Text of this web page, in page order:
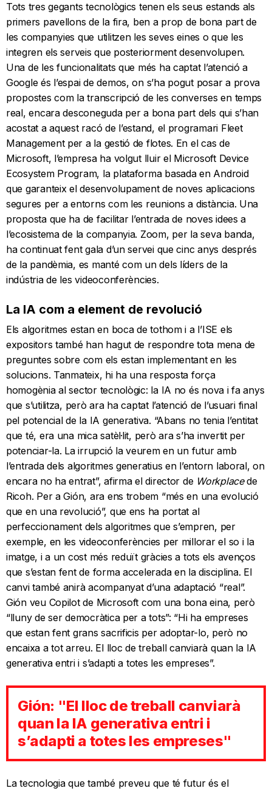
Tots tres gegants tecnològics tenen els seus estands als
primers pavellons de la fira, ben a prop de bona part de
les companyies que utilitzen les seves eines o que les
integren els serveis que posteriorment desenvolupen.
Una de les funcionalitats que més ha captat l’atenció a
Google és l’espai de demos, on s’ha pogut posar a prova
propostes com la transcripció de les converses en temps
real, encara desconeguda per a bona part dels qui s’han
acostat a aquest racó de l’estand, el programari Fleet
Management per a la gestió de flotes. En el cas de
Microsoft, l’empresa ha volgut lluir el Microsoft Device
Ecosystem Program, la plataforma basada en Android
que garanteix el desenvolupament de noves aplicacions
segures per a entorns com les reunions a distància. Una
proposta que ha de facilitar l’entrada de noves idees a
l’ecosistema de la companyia. Zoom, per la seva banda,
ha continuat fent gala d’un servei que cinc anys després
de la pandèmia, es manté com un dels líders de la
indústria de les videoconferències.
La IA com a element de revolució
Els algoritmes estan en boca de tothom i a l’ISE els
expositors també han hagut de respondre tota mena de
preguntes sobre com els estan implementant en les
solucions. Tanmateix, hi ha una resposta força
homogènia al sector tecnològic: la IA no és nova i fa anys
que s’utilitza, però ara ha captat l’atenció de l’usuari final
pel potencial de la IA generativa. “Abans no tenia l’entitat
que té, era una mica satèl·lit, però ara s’ha invertit per
potenciar-la. La irrupció la veurem en un futur amb
l’entrada dels algoritmes generatius en l’entorn laboral, on
encara no ha entrat”, afirma el director de Workplacede
Ricoh. Per a Gión, ara ens trobem “més en una evolució
que en una revolució”, que ens ha portat al
perfeccionament dels algoritmes que s’empren, per
exemple, en les videoconferències per millorar el so i la
imatge, i a un cost més reduït gràcies a tots els avenços
que s’estan fent de forma accelerada en la disciplina. El
canvi també anirà acompanyat d’una adaptació “real”.
Gión veu Copilot de Microsoft com una bona eina, però
“lluny de ser democràtica per a tots”: “Hi ha empreses
que estan fent grans sacrificis per adoptar-lo, però no
encaixa a tot arreu. El lloc de treball canviarà quan la IA
generativa entri i s’adapti a totes les empreses”.
Gión: "El lloc de treball canviarà
quan la IA generativa entri i
s’adapti a totes les empreses"
La tecnologia que també preveu que té futur és el